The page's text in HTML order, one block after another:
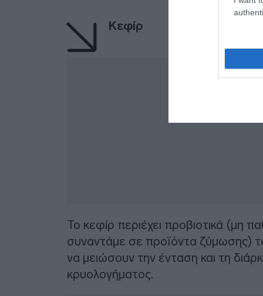
Κεφίρ
Το κεφίρ περιέχει προβιοτικά (μη
συναντάμε σε προϊόντα ζύμωσης)
να μειώσουν την ένταση και τη
κρυολογήματος.